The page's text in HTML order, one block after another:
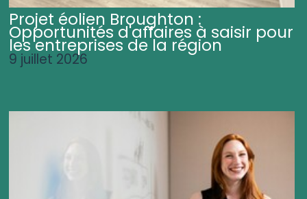
Projet éolien Broughton :
Opportunités d'affaires à saisir pour
les entreprises de la région
9 juillet 2026